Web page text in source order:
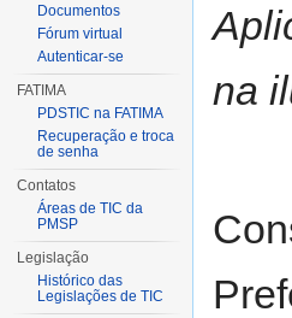
na
Documentos
Fórum virtual
Autenticar-se
FATIMA
PDSTIC na FATIMA
Recuperação e troca
de senha
Contatos
Áreas de TIC da
PMSP
Legislação
Histórico das
Legislações de TIC